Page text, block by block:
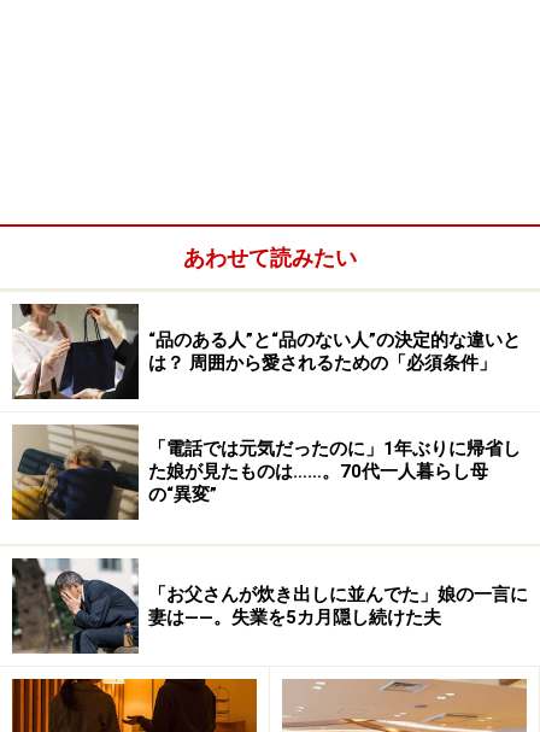
2）言葉のやりとりで、相手の思いを十分に確認するの
会話の最後に、自分の思いを相手が理解できたかど
うかの確認をしていない
あわせて読みたい
“品のある人”と“品のない人”の決定的な違いと
は？ 周囲から愛されるための「必須条件」
「電話では元気だったのに」1年ぶりに帰省し
た娘が見たものは……。70代一人暮らし母
の“異変”
「お父さんが炊き出しに並んでた」娘の一言に
妻は――。失業を5カ月隠し続けた夫